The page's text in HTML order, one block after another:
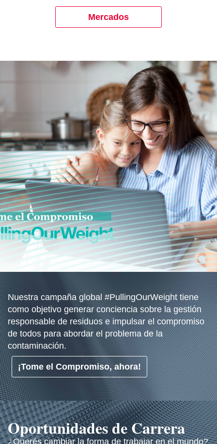
Mercados
se abre en una pestaña nueva
Nuestra campaña global #PullingOurWeight tiene
como objetivo generar conciencia sobre la gestión
responsable de residuos e impulsar el compromiso
de todos para abordar el problema de la
contaminación.
¡Tome el Compromiso, ahora!
Oportunidades de Carrera
¿Querés cambiar la forma de trabajar en el mundo?